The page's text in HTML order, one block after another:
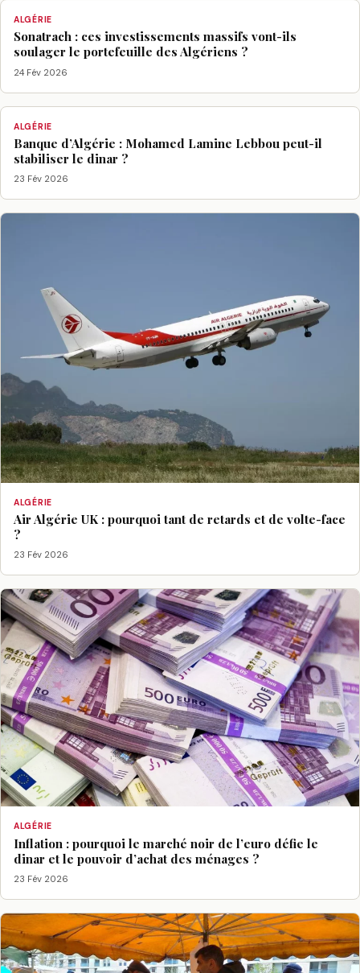
ALGÉRIE
Sonatrach : ces investissements massifs vont-ils
soulager le portefeuille des Algériens ?
24 Fév 2026
ALGÉRIE
Banque d’Algérie : Mohamed Lamine Lebbou peut-il
stabiliser le dinar ?
23 Fév 2026
ALGÉRIE
Air Algérie UK : pourquoi tant de retards et de volte-face
?
23 Fév 2026
ALGÉRIE
Inflation : pourquoi le marché noir de l’euro défie le
dinar et le pouvoir d’achat des ménages ?
23 Fév 2026